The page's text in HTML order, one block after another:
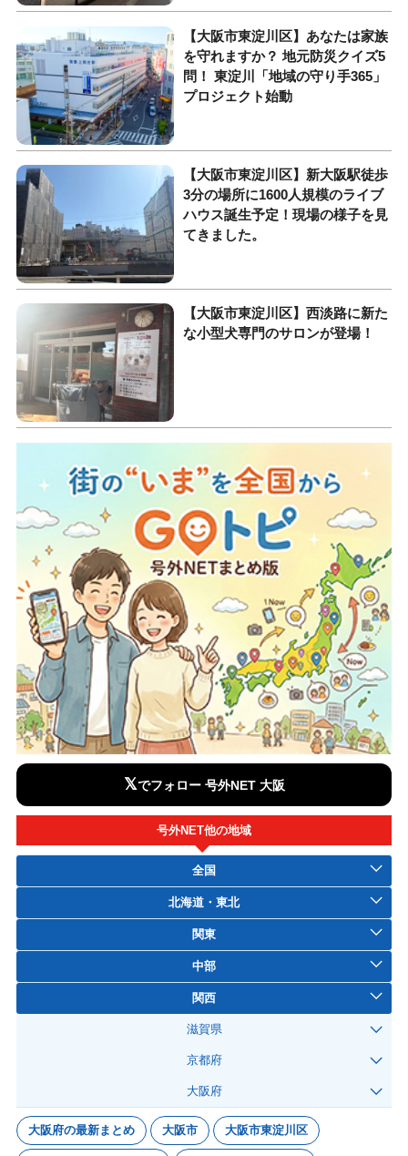
【大阪市東淀川区】あなたは家族
を守れますか？ 地元防災クイズ5
問！ 東淀川「地域の守り手365」
プロジェクト始動
【大阪市東淀川区】新大阪駅徒歩
3分の場所に1600人規模のライブ
ハウス誕生予定！現場の様子を見
てきました。
【大阪市東淀川区】西淡路に新た
な小型犬専門のサロンが登場！
𝕏でフォロー 号外NET 大阪
号外NET他の地域
全国
北海道・東北
関東
中部
関西
滋賀県
京都府
大阪府
大阪府の最新まとめ 大阪市 大阪市東淀川区